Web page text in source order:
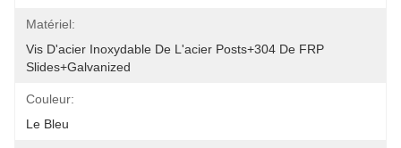
Matériel:
Vis D'acier Inoxydable De L'acier Posts+304 De FRP
Slides+Galvanized
Couleur:
Le Bleu